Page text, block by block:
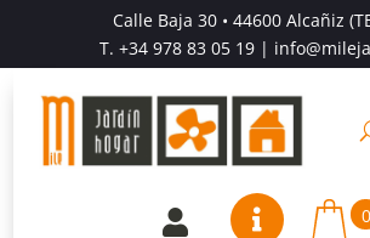
Calle Baja 30 • 44600 Alcañiz
T. +34 978 83 05 19|
  0